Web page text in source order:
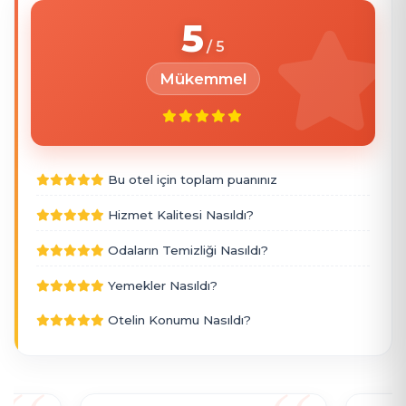
5
Mükemmel
Bu otel için toplam puanınız
Hizmet Kalitesi Nasıldı?
Odaların Temizliği Nasıldı?
Yemekler Nasıldı?
Otelin Konumu Nasıldı?